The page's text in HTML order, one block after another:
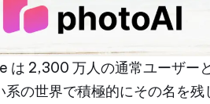
は 2,300 万人の通常ユーザ
系の世界で積極的にその名を